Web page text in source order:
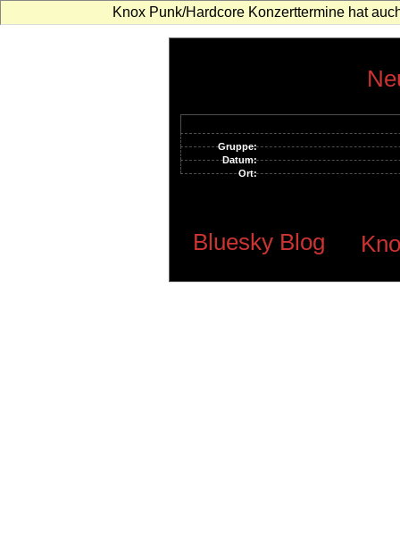
Knox Punk/Hardcore Konzerttermine hat
Gruppe:
Datum:
Ort:
Bluesky Blog